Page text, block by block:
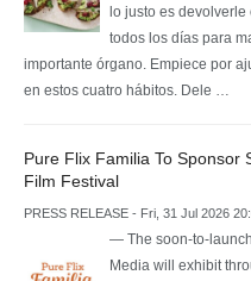
lo justo es
todos los días para
importante órgano. Empiece por
en estos cuatro hábitos. Dele …
Pure Flix Familia To Sponsor
Film Festival
PRESS RELEASE - Fri, 31 Jul 2026
— The soon-to-
Media will exhibit